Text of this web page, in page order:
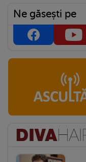
Ne găsești pe